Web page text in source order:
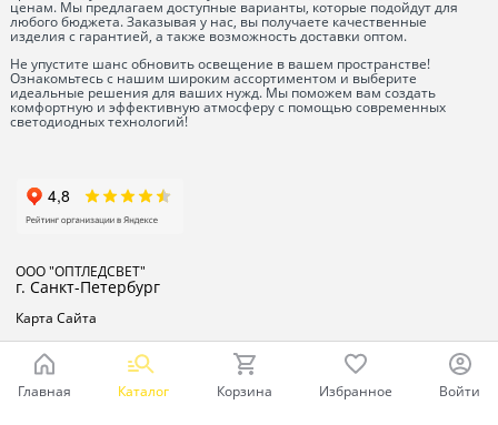
ценам. Мы предлагаем доступные варианты, которые подойдут для
любого бюджета. Заказывая у нас, вы получаете качественные
изделия с гарантией, а также возможность доставки оптом.
Не упустите шанс обновить освещение в вашем пространстве!
Ознакомьтесь с нашим широким ассортиментом и выберите
идеальные решения для ваших нужд. Мы поможем вам создать
комфортную и эффективную атмосферу с помощью современных
светодиодных технологий!
ООО "ОПТЛЕДСВЕТ"
г. Санкт-Петербург
Карта Сайта
Главная Каталог Корзина Избранное Войти